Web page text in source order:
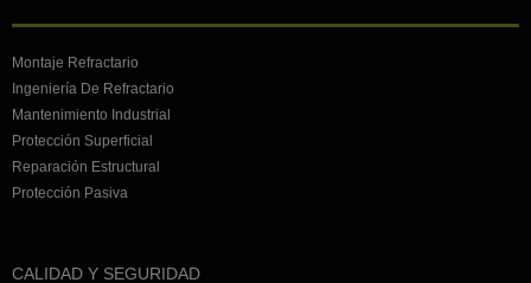
Montaje Refractario
Ingeniería De Refractario
Mantenimiento Industrial
Protección Superficial
Reparación Estructural
Protección Pasiva
CALIDAD Y SEGURIDAD